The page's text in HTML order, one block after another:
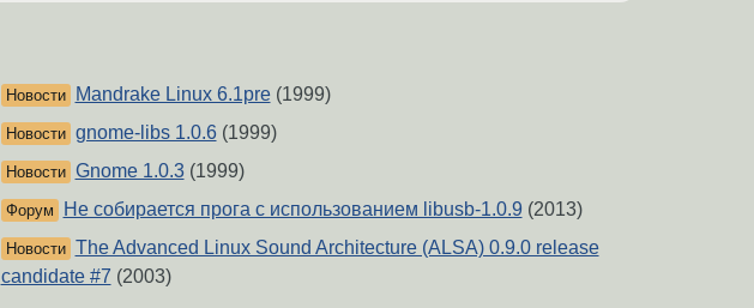
Новости Mandrake Linux 6.1pre(1999)
Новости gnome-libs 1.0.6(1999)
Новости Gnome 1.0.3(1999)
Форум Не собирается прога с использованием libusb-1.0.9 (2013)
Новости The Advanced Linux Sound Architecture (ALSA) 0.9.0 release
candidate #7 (2003)